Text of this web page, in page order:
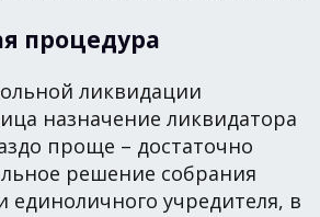
процедура
ликвидации
назначение ликвидатора
проще – достаточно
решение собрания
единоличного учредителя, в